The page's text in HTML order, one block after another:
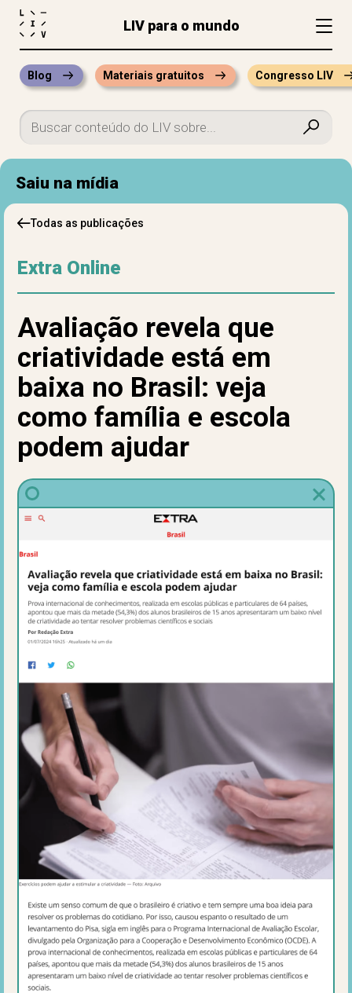
LIV para o mundo
Blog Materiais gratuitos Congresso LIV
Saiu na mídia
Todas as publicações
Extra Online
Avaliação revela que
criatividade está em
baixa no Brasil: veja
como família e escola
podem ajudar